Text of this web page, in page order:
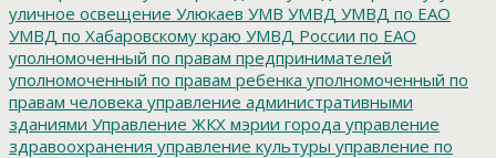
уличное освещение Улюкаев УМВ УМВД УМВД по ЕАО
УМВД по Хабаровскому краю УМВД России по ЕАО
уполномоченный по правам предпринимателей
уполномоченный по правам ребенка уполномоченный по
правам человека управление административными
зданиями Управление ЖКХ мэрии города управление
здравоохранения управление культуры управление по